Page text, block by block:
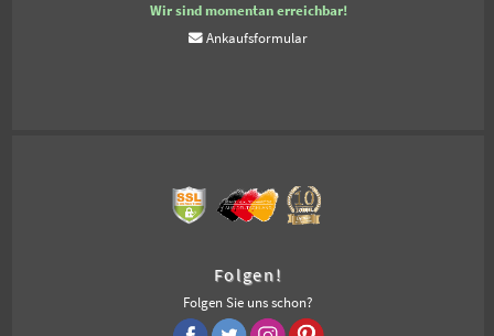
Wir sind momentan erreichbar!
Ankaufsformular
Folgen!
Folgen Sie uns schon?